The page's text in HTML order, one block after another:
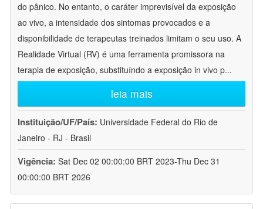
do pânico. No entanto, o caráter imprevisível da exposição
ao vivo, a intensidade dos sintomas provocados e a
disponibilidade de terapeutas treinados limitam o seu uso. A
Realidade Virtual (RV) é uma ferramenta promissora na
terapia de exposição, substituíndo a exposição in vivo p...
leia mais
Instituição/UF/País: Universidade Federal do Rio de
Janeiro - RJ - Brasil
Vigência: Sat Dec 02 00:00:00 BRT 2023-Thu Dec 31
00:00:00 BRT 2026